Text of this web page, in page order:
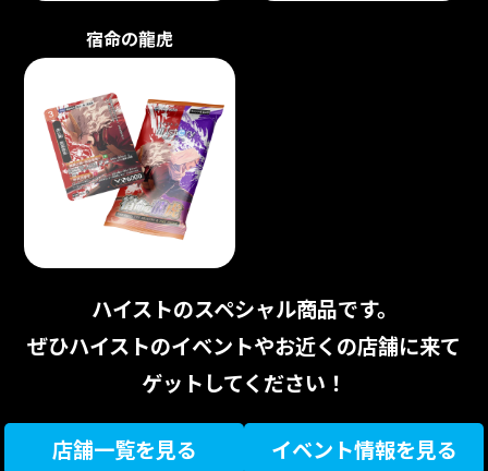
宿命の龍虎
ハイストのスペシャル商品です。
ぜひハイストのイベントやお近くの店舗に来て
ゲットしてください！
店舗一覧を見る イベント情報を見る